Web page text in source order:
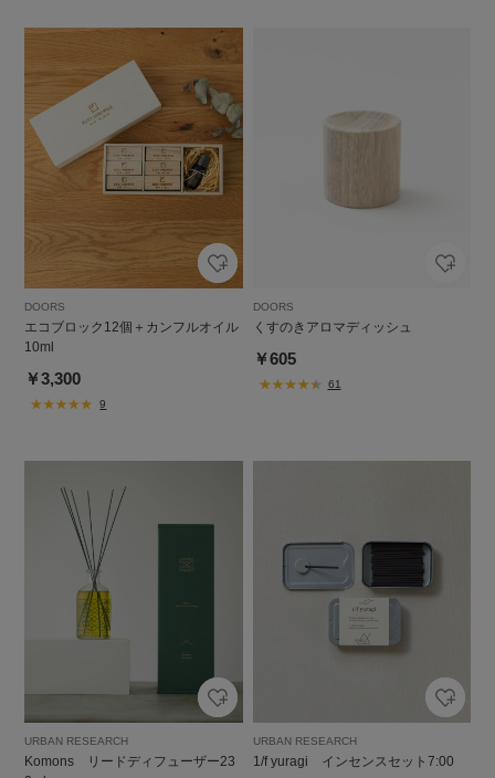
DOORS
エコブロック12個＋カンフルオイル
10ml
￥3,300
9
DOORS
くすのきアロマディッシュ
￥605
61
URBAN RESEARCH
Komons リードディフューザー23
URBAN RESEARCH
1/f yuragi インセンスセット7:00